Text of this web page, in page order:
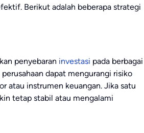
Berikut adalah beberapa strategi
penyebaran investasi pada berbagai
dapat mengurangi risiko
atau instrumen keuangan. Jika satu
tetap stabil atau mengalami